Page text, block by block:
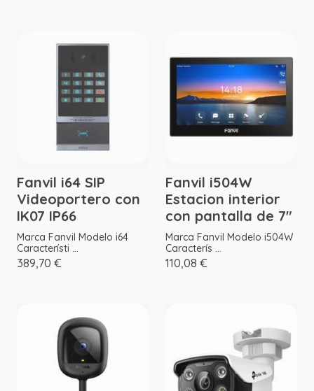
Fanvil i64 SIP
Videoportero con
IK07 IP66
Marca Fanvil Modelo i64
Característi ...
389,70 €
Fanvil i504W
Estacion interior
con pantalla de 7"
Marca Fanvil Modelo i504W
Caracterís ...
110,08 €